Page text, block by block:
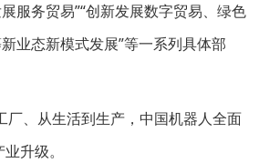
服务贸易”“创新发展数字贸易、绿色
业态新模式发展”等一系列具体部
厂、从生活到生产，中国机器人全面
升级。